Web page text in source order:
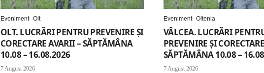
Eveniment Olt
OLT. LUCRĂRI PENTRU PREVENIRE ȘI
CORECTARE AVARII – SĂPTĂMÂNA
10.08 – 16.08.2026
7 August 2026
Eveniment Oltenia
VÂLCEA. LUCRĂRI
PREVENIRE ȘI
SĂPTĂMÂNA 10.08 –
7 August 2026